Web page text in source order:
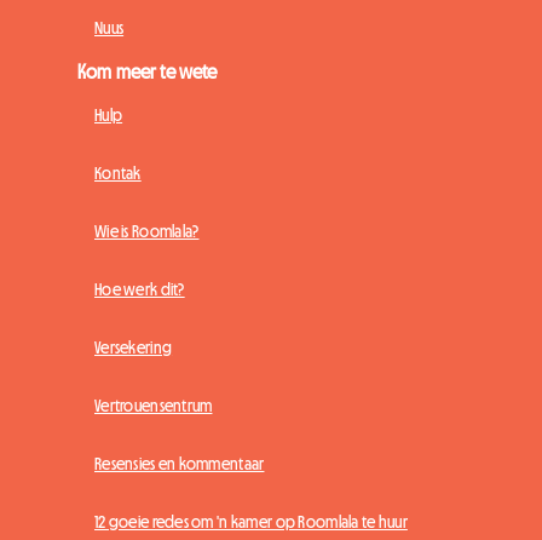
Nuus
Kom meer te wete
Hulp
Kontak
Wie is Roomlala?
Hoe werk dit?
Versekering
Vertrouensentrum
Resensies en kommentaar
12 goeie redes om 'n kamer op Roomlala te huur